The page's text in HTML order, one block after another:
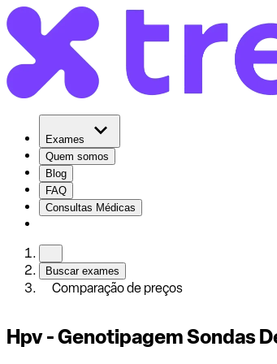
Exames
Quem somos
Blog
FAQ
Consultas Médicas
Buscar exames
Comparação de preços
Hpv - Genotipagem Sondas